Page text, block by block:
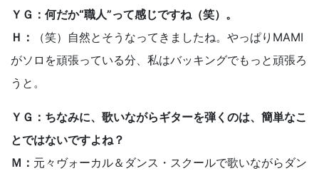
ＹＧ：何だか“職人”って感じですね（笑）。
Ｈ：
（笑）自然とそうなってきましたね。やっぱりMAMI
がソロを頑張っている分、私はバッキングでもっと頑張ろ
うと。
ＹＧ：ちなみに、歌いながらギターを弾くのは、簡単なこ
とではないですよね？
Ｍ： 元々ヴォーカル＆ダンス・スクールで歌いながらダン